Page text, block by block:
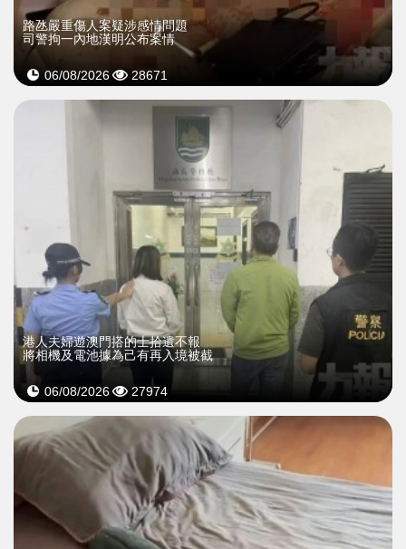
​路氹嚴重傷人案疑涉感情問題
司警拘一內地漢明公布案情
06/08/2026 28671
​港人夫婦遊澳門搭的士拾遺不報
將相機及電池據為己有再入境被截
06/08/2026 27974